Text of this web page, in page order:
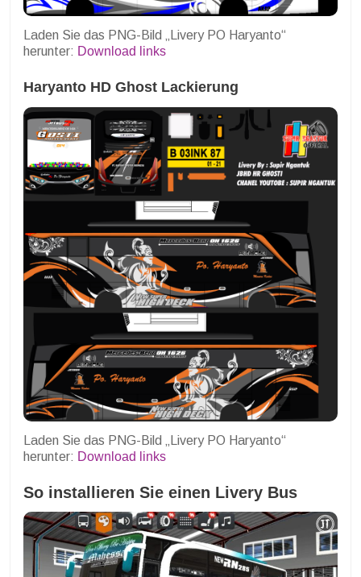
Laden Sie das PNG-Bild „Livery PO Haryanto“
herunter: Download links
Haryanto HD Ghost Lackierung
Laden Sie das PNG-Bild „Livery PO Haryanto“
herunter: Download links
So installieren Sie einen Livery Bus